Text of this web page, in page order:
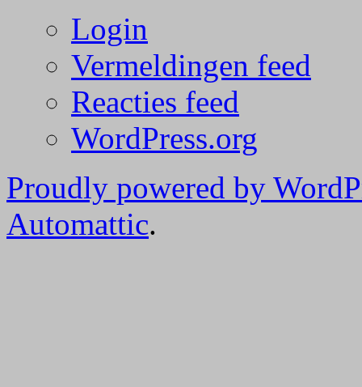
Login
Vermeldingen feed
Reacties feed
WordPress.org
Proudly powered by
Automattic.